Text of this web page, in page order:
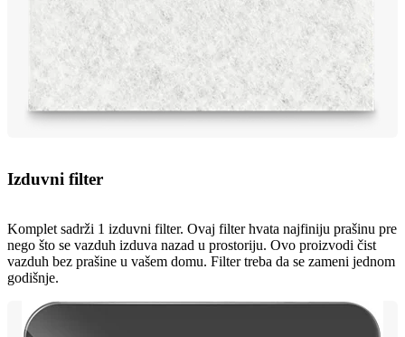
Izduvni filter
Komplet sadrži 1 izduvni filter. Ovaj filter hvata najfiniju prašinu pre
nego što se vazduh izduva nazad u prostoriju. Ovo proizvodi čist
vazduh bez prašine u vašem domu. Filter treba da se zameni jednom
godišnje.